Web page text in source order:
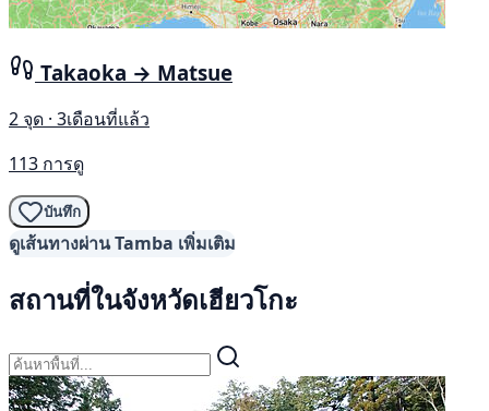
Takaoka → Matsue
2 จุด · 3เดือนที่แล้ว
113 การดู
บันทึก
ดูเส้นทางผ่าน Tamba เพิ่มเติม
สถานที่ในจังหวัดเฮียวโกะ